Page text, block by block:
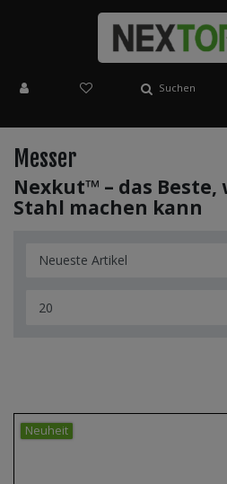
Suchen
Messer
Nexkut™ – das Beste,
Stahl machen kann
Neuheit